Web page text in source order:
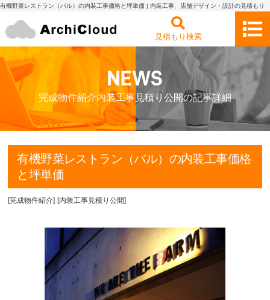
有機野菜レストラン（バル）の内装工事価格と坪単価 | 内装工事、店舗デザイン・設計の見積もり
見積もり検索
完成物件紹介内装工事見積り公開の記事詳細
有機野菜レストラン（バル）の内装工事価格
と坪単価
[完成物件紹介] [内装工事見積り公開]